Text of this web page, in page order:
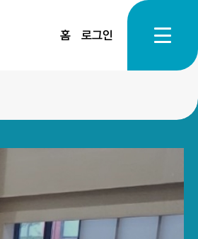
홈 로그인